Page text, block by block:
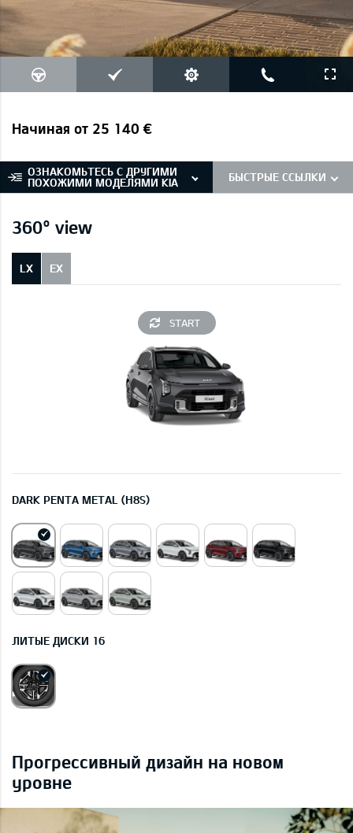
Начиная от 25 140 €
ОЗНАКОМЬТЕСЬ С ДРУГИМИ
ПОХОЖИМИ МОДЕЛЯМИ KIA
БЫСТРЫЕ ССЫЛКИ
360° view
LX EX
START
DARK PENTA METAL (H8S)
ЛИТЫЕ ДИСКИ 16
Прогрессивный дизайн на новом
уровне